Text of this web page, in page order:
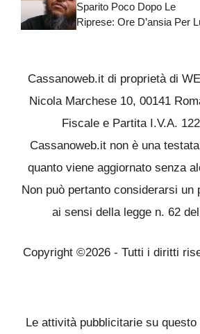
Sparito Poco Dopo Le
Riprese: Ore D’ansia Per
Cassanoweb.it di proprietà di
Nicola Marchese 10, 00141
Fiscale e Partita I.V.A.
Cassanoweb.it non è una
quanto viene aggiornato senza
Non può pertanto considerarsi un
ai sensi della legge n. 62
Copyright ©2026 - Tutti i diritti
Le attività pubblicitarie su